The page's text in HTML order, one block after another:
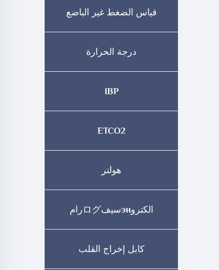
قياس الضغط غير الباضع
درجة الحرارة
IBP
ETCO2
هولتر
الكتروэнسيفログرام
كابل إخراج القلب